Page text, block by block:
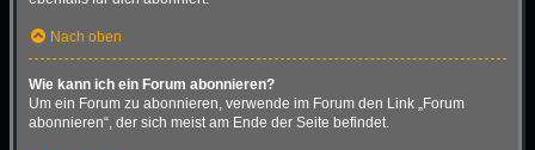
Nach oben
Wie kann ich ein Forum abonnieren?
Um ein Forum zu abonnieren, verwende im Forum den Link „Forum
abonnieren“, der sich meist am Ende der Seite befindet.